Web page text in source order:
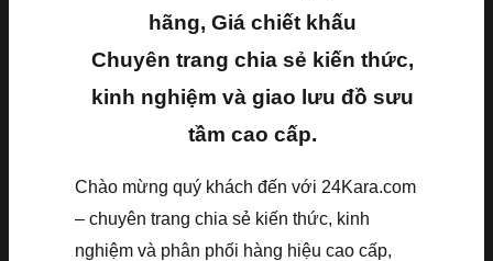
hãng, Giá chiết khấu
Chuyên trang chia sẻ kiến thức,
kinh nghiệm và giao lưu đồ sưu
tầm cao cấp.
Chào mừng quý khách đến với 24Kara.com
– chuyên trang chia sẻ kiến thức, kinh
nghiệm và phân phối hàng hiệu cao cấp,